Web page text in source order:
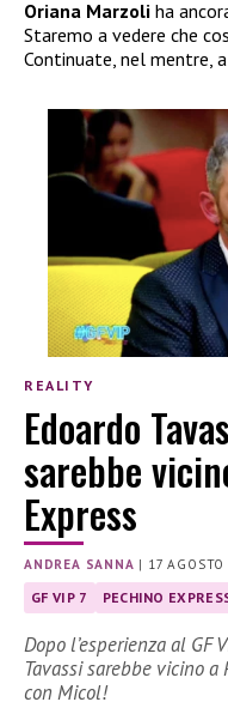
Oriana Marzoli ha
Staremo a vedere che
Continuate, nel mentre,
REALITY
Edoardo
sarebbe
Express
ANDREA SANNA | 17
GF VIP 7 PECHINO
Dopo l’esperienza al GF
Tavassi sarebbe vicino
con Micol!